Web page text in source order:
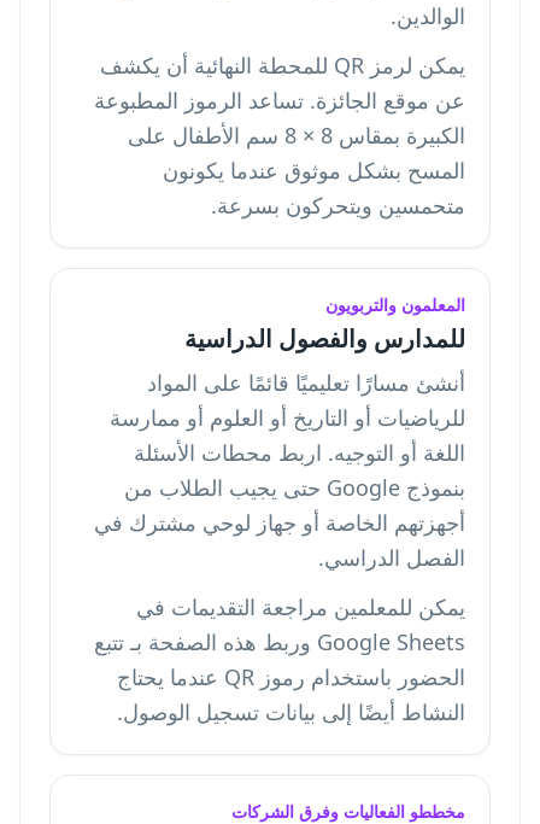
الوالدين.
يمكن لرمز QR للمحطة النهائية أن يكشف
عن موقع الجائزة. تساعد الرموز المطبوعة
الكبيرة بمقاس 8 × 8 سم الأطفال على
المسح بشكل موثوق عندما يكونون
متحمسين ويتحركون بسرعة.
المعلمون والتربويون
للمدارس والفصول الدراسية
أنشئ مسارًا تعليميًا قائمًا على المواد
للرياضيات أو التاريخ أو العلوم أو ممارسة
اللغة أو التوجيه. اربط محطات الأسئلة
بنموذج Google حتى يجيب الطلاب من
أجهزتهم الخاصة أو جهاز لوحي مشترك في
الفصل الدراسي.
يمكن للمعلمين مراجعة التقديمات في
Google Sheets وربط هذه الصفحة بـ
تتبع
الحضور باستخدام رموز QR
عندما يحتاج
النشاط أيضًا إلى بيانات تسجيل الوصول.
مخططو الفعاليات وفرق الشركات